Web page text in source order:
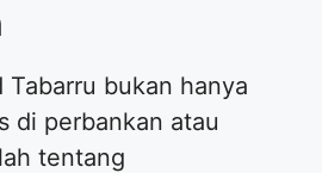
Tabarru bukan hanya
di perbankan atau
tentang